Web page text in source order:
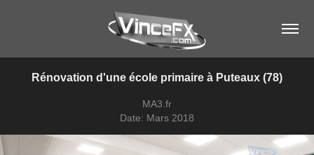
Rénovation d'une école primaire à Puteaux (78)
MA3.fr
Date: Mars 2018